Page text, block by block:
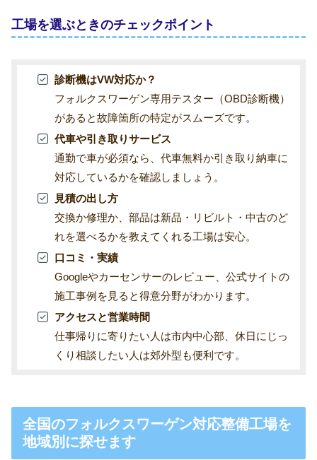
工場を選ぶときのチェックポイント
診断機はVW対応か？
フォルクスワーゲン専用テスター（OBD診断機）
があると故障箇所の特定がスムーズです。
代車や引き取りサービス
通勤で車が必須なら、代車無料か引き取り納車に
対応しているかを確認しましょう。
見積の出し方
交換か修理か、部品は新品・リビルト・中古のど
れを選べるかを教えてくれる工場は安心。
口コミ・実績
Googleやカーセンサーのレビュー、公式サイトの
施工事例を見ると得意分野がわかります。
アクセスと営業時間
仕事帰りに寄りたい人は市内中心部、休日にじっ
くり相談したい人は郊外型も便利です。
全国のフォルクスワーゲン対応整備工場を
地域別に探せます